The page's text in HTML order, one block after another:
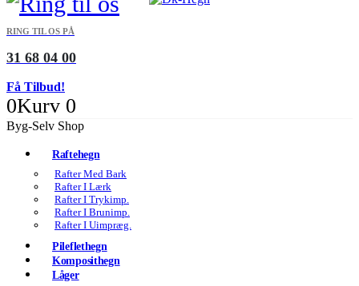
RING TIL OS PÅ
31 68 04 00
Få Tilbud!
0Kurv 0
Byg-Selv Shop
Raftehegn
Rafter Med Bark
Rafter I Lærk
Rafter I Trykimp.
Rafter I Brunimp.
Rafter I Uimpræg.
Pileflethegn
Komposithegn
Låger